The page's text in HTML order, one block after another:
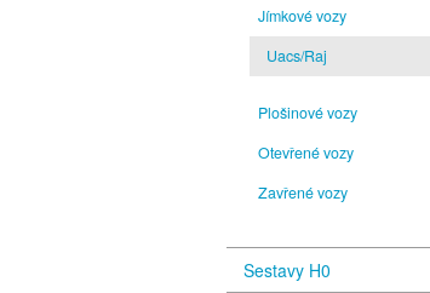
Jímkové vozy
Uacs/Raj
Plošinové vozy
Otevřené vozy
Zavřené vozy
Sestavy H0